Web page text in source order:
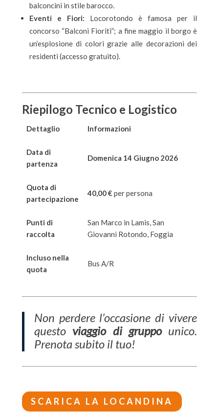
balconcini in stile barocco.
Eventi e Fiori: Locorotondo è famosa per il
concorso “Balconi Fioriti”; a fine maggio il borgo è
un’esplosione di colori grazie alle decorazioni dei
residenti (accesso gratuito).
Riepilogo Tecnico e Logistico
Dettaglio Informazioni
Data di
partenza
Domenica 14 Giugno 2026
Quota di
partecipazione
40,00 € per persona
Punti di
raccolta
San Marco in Lamis, San
Giovanni Rotondo, Foggia
Incluso nella
quota
Bus A/R
Non perdere l’occasione di vivere
questo viaggio di gruppounico.
Prenota subito il tuo!
SCARICA LA LOCANDINA